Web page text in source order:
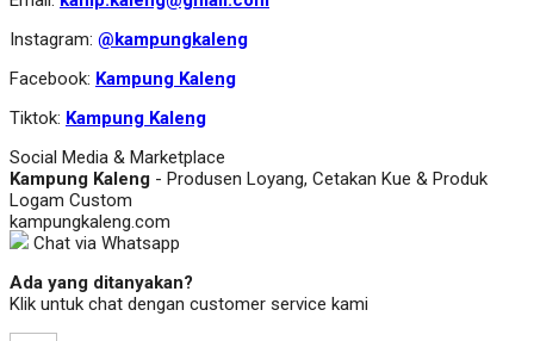
Instagram: @kampungkaleng
Facebook: Kampung Kaleng
Tiktok: Kampung Kaleng
Social Media & Marketplace
Kampung Kaleng - Produsen Loyang, Cetakan Kue & Produk
Logam Custom
kampungkaleng.com
Chat via Whatsapp
Ada yang ditanyakan?
Klik untuk chat dengan customer service kami